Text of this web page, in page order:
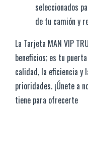
seleccionados
de tu camión y
La Tarjeta MAN VIP
beneficios; es tu
calidad, la eficiencia y
prioridades. ¡Únete a
tiene para ofrecerte